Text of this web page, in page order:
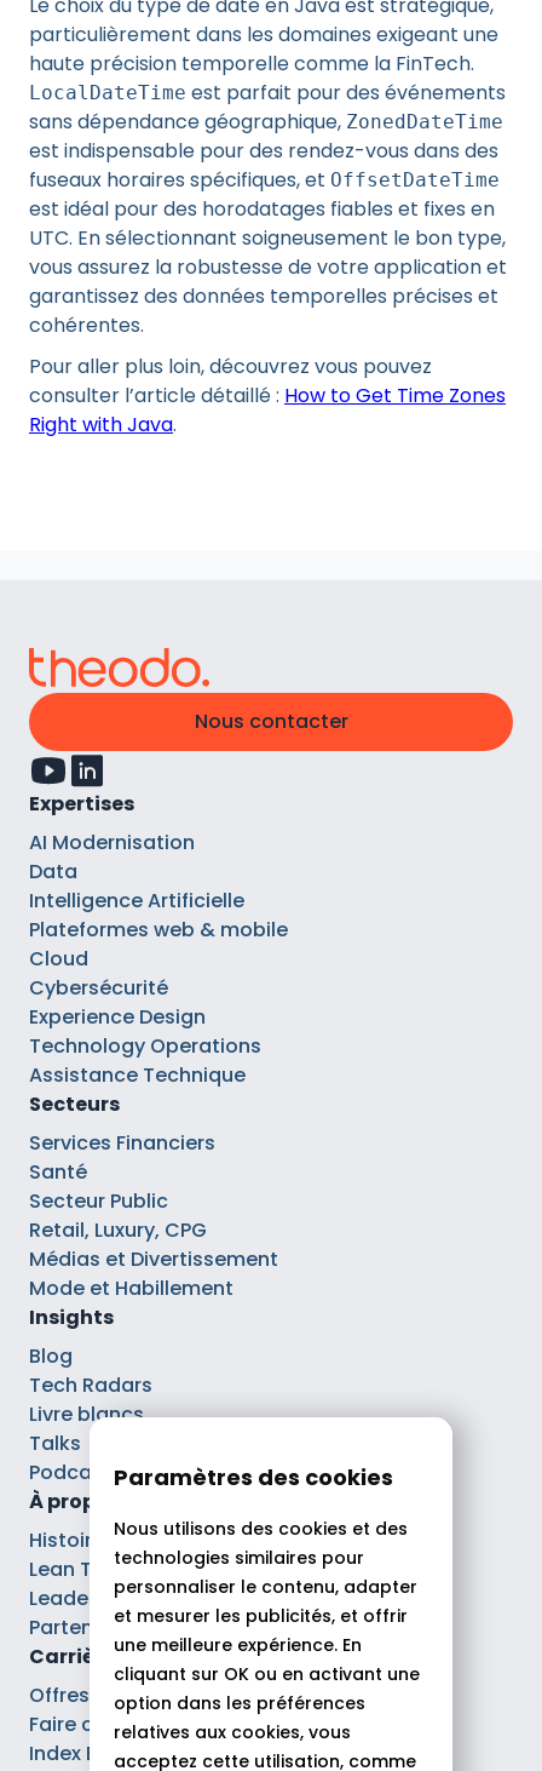
particulièrement dans les domaines exigeant une
haute précision temporelle comme la FinTech.
LocalDateTime est parfait pour des événements
sans dépendance géographique, ZonedDateTime
est indispensable pour des rendez-vous dans des
fuseaux horaires spécifiques, et OffsetDateTime
est idéal pour des horodatages fiables et fixes en
UTC. En sélectionnant soigneusement le bon type,
vous assurez la robustesse de votre application et
garantissez des données temporelles précises et
cohérentes.
Pour aller plus loin, découvrez vous pouvez
consulter l’article détaillé : How to Get Time Zones
Right with Java.
Nous contacter
Expertises
AI Modernisation
Data
Intelligence Artificielle
Plateformes web & mobile
Cloud
Cybersécurité
Experience Design
Technology Operations
Assistance Technique
Secteurs
Services Financiers
Santé
Secteur Public
Retail, Luxury, CPG
Médias et Divertissement
Mode et Habillement
Insights
Blog
Tech Radars
Livre blancs
Talks
Podcasts
À propos
Histoire
Lean Tech®
Leaders
Partenaires
Carrières
Offres d’emploi
Faire carrière chez Theodo
Index Ega Pro
Paramètres des cookies
Nous utilisons des cookies et des
technologies similaires pour
personnaliser le contenu, adapter
et mesurer les publicités, et offrir
une meilleure expérience. En
cliquant sur OK ou en activant une
option dans les préférences
relatives aux cookies, vous
acceptez cette utilisation, comme